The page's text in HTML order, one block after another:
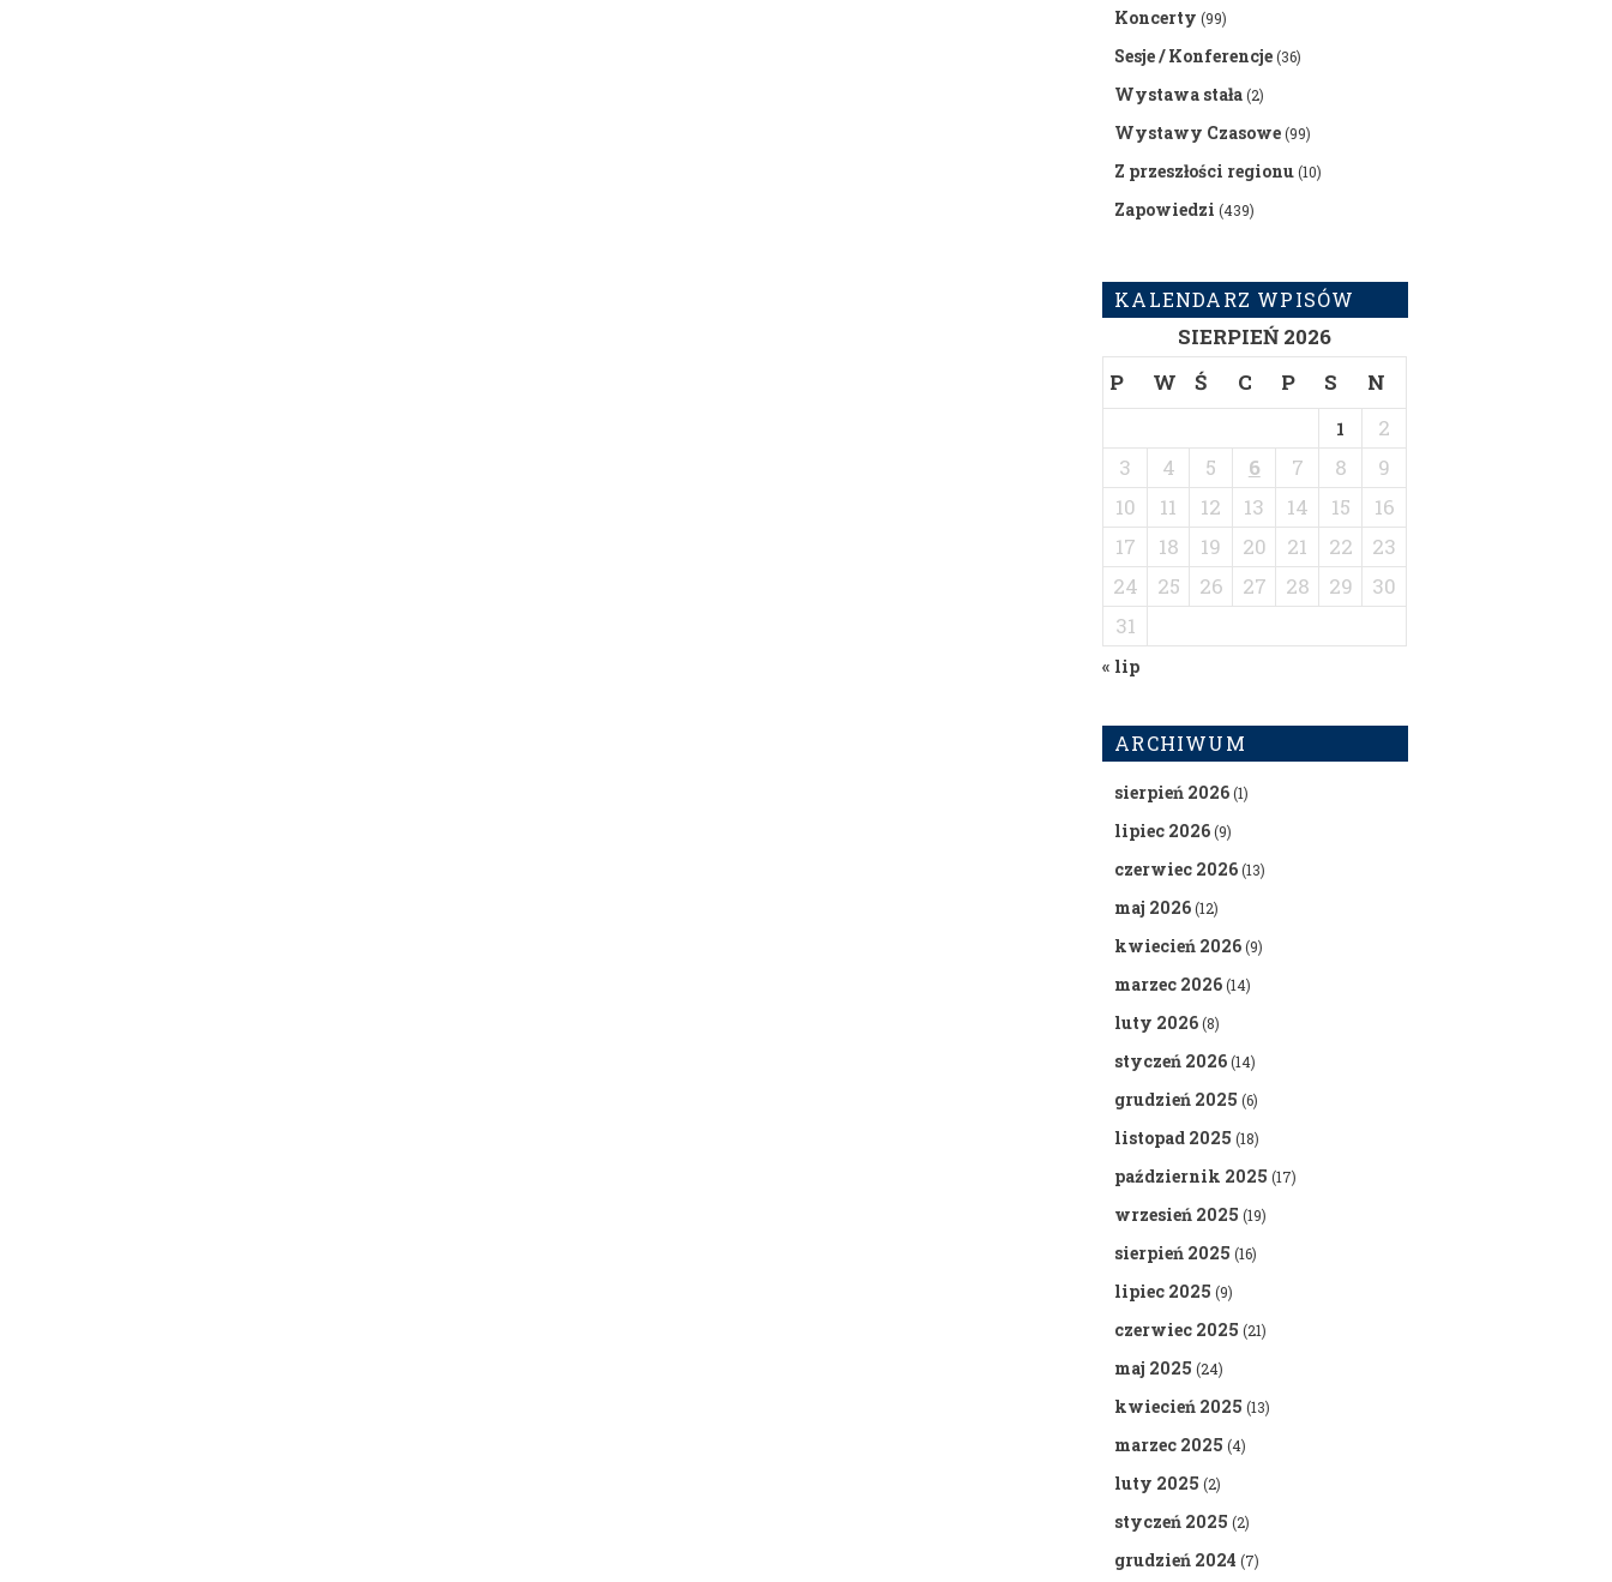
Koncerty (99)
Sesje / Konferencje(36)
Wystawa stała(2)
Wystawy Czasowe(99)
Z przeszłości regionu(10)
Zapowiedzi (439)
KALENDARZ WPISÓW
SIERPIEŃ 2026
P
W Ś C P S N
1
2
3
4 5 6 7 8
9
10
11 12 13 14 15
16
17
18 19 20 21 22
23
24
25 26 27 28 29
30
31
« lip
ARCHIWUM
sierpień 2026(1)
lipiec 2026(9)
czerwiec 2026(13)
maj 2026(12)
kwiecień 2026(9)
marzec 2026(14)
luty 2026(8)
styczeń 2026(14)
grudzień 2025 (6)
listopad 2025 (18)
październik 2025 (17)
wrzesień 2025 (19)
sierpień 2025 (16)
lipiec 2025 (9)
czerwiec 2025 (21)
maj 2025 (24)
kwiecień 2025 (13)
marzec 2025 (4)
luty 2025 (2)
styczeń 2025 (2)
grudzień 2024 (7)